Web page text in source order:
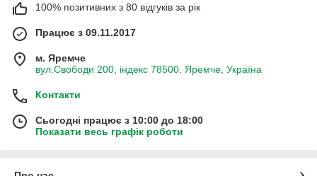
100% позитивних з 80 відгуків за рік
Працює з 09.11.2017
м. Яремче
вул.Свободи 200, індекс 78500, Яремче, Україна
Контакти
Сьогодні працює з 10:00 до 18:00
Показати весь графік роботи